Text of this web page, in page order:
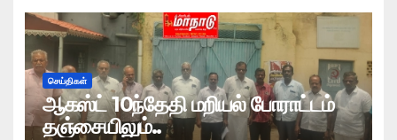
செய்திகள்
ஆகஸ்ட் 10ந்தேதி மறியல் போராட்டம்
தஞ்சையிலும்..